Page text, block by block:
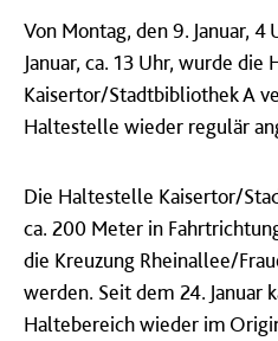
Von Montag, den 9. Januar,
Januar, ca. 13 Uhr, wurde die
Kaisertor/Stadtbibliothek A
Haltestelle wieder regulär
Die Haltestelle Kaisertor/
ca. 200 Meter in
die Kreuzung Rheinallee/
werden. Seit dem 24. Januar
Haltebereich wieder im